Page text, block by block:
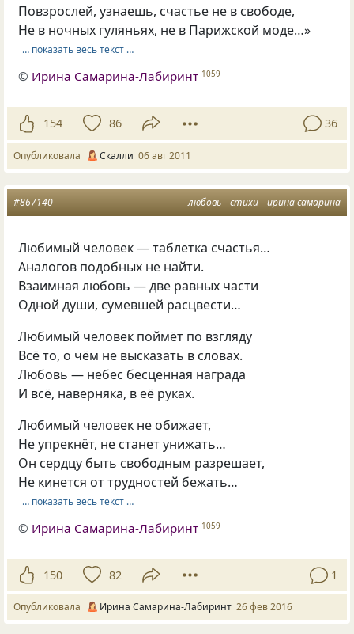
Повзрослей, узнаешь, счастье не в свободе,
Не в ночных гуляньях, не в Парижской моде…»
… показать весь текст …
© Ирина Самарина-Лабиринт 1059
154 86 36
Опубликовала Скалли 06 авг 2011
любовь стихи ирина самарина
#867140
Любимый человек — таблетка счастья…
Аналогов подобных не найти.
Взаимная любовь — две равных части
Одной души, сумевшей расцвести…
Любимый человек поймёт по взгляду
Всё то, о чём не высказать в словах.
Любовь — небес бесценная награда
И всё, наверняка, в её руках.
Любимый человек не обижает,
Не упрекнёт, не станет унижать…
Он сердцу быть свободным разрешает,
Не кинется от трудностей бежать…
… показать весь текст …
© Ирина Самарина-Лабиринт 1059
150 82 1
Опубликовала Ирина Самарина-Лабиринт 26 фев 2016